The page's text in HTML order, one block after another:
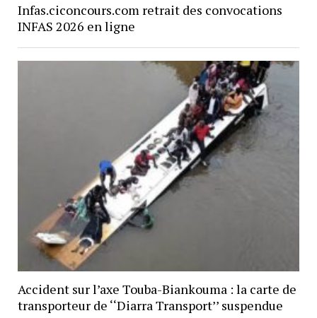
Infas.ciconcours.com retrait des convocations
INFAS 2026 en ligne
Accident sur l’axe Touba-Biankouma : la carte de
transporteur de ‘‘Diarra Transport’’ suspendue